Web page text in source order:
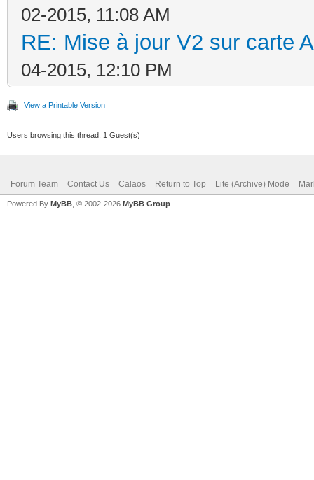
02-2015, 11:08 AM
RE: Mise à jour V2 sur carte
04-2015, 12:10 PM
View a Printable Version
Users browsing this thread: 1 Guest(s)
Forum Team Contact Us Calaos Return to Top Lite (Archive) Mode
Powered By MyBB , © 2002-2026 MyBB Group